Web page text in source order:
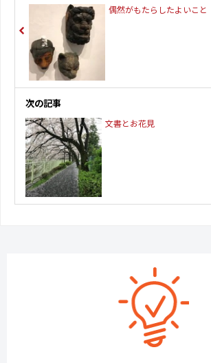
偶然がもたらしたよいこと
次の記事
文書とお花見